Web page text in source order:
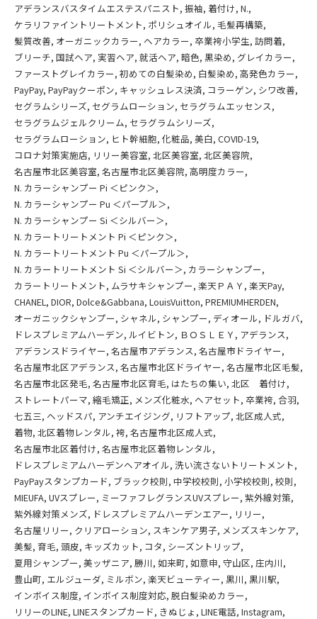
アデランスバスタイムエステスパニスト 振袖 着付け N.
ケラリファイントリートメント ポリシュオイル 毛髪再構築
髪質改善 オーガニックカラー ヘアカラー 卒業袴小学生 訪問着
ブリーチ 国試ヘア 実習ヘア 就活ヘア 暗色 黒染め グレイカラー
ファーストグレイカラー 初めての白髪染め 白髪染め 高発色カラー
PayPay PayPayクーポン キャッシュレス決済 コラーゲン シワ改善
セグラムシリーズ セグラムローション セラグラムエッセンス
セラグラムジェルクリーム セラグラムシリーズ
セラグラムローション ヒト幹細胞 化粧品 美白 COVID-19
コロナ対策実施店 リリー美容室 北区美容室 北区美容院
名古屋市北区美容室 名古屋市北区美容院 高明度カラー
N. カラーシャンプー Pi ＜ピンク＞
N. カラーシャンプー Pu ＜パープル＞
N. カラーシャンプー Si ＜シルバー＞
N. カラートリートメント Pi ＜ピンク＞
N. カラートリートメント Pu ＜パープル＞
N. カラートリートメント Si ＜シルバー＞ カラーシャンプー
カラートリートメント ムラサキシャンプー 楽天ＰＡＹ 楽天Pay
CHANEL DIOR Dolce&Gabbana LouisVuitton PREMIUMHERDEN
オーガニックシャンプー シャネル シャンプー ディオール ドルガバ
ドレスプレミアムハーデン ルイビトン ＢＯＳＬＥＹ
アデランス
アデランスドライヤー 名古屋市アデランス 名古屋市ドライヤー
名古屋市北区アデランス 名古屋市北区ドライヤー 名古屋市北区毛髪
名古屋市北区発毛 名古屋市北区育毛 はたちの集い 北区 着付け
ストレートパーマ 縮毛矯正 メンズ化粧水 ヘアセット 卒業袴 合羽
七五三 ヘッドスパ アンチエイジング リフトアップ 北区成人式
着物 北区着物レンタル 袴 名古屋市北区成人式
名古屋市北区着付け 名古屋市北区着物レンタル
ドレスプレミアムハーデンヘアオイル 洗い流さないトリートメント
PayPayスタンプカード ブラック校則 中学校校則 小学校校則 校則
MIEUFA UVスプレー ミーファフレグランスUVスプレー 紫外線対策
紫外線対策メンズ ドレスプレミアムハーデンエアー
リリー
名古屋リリー クリアローション スキンケア男子 メンズスキンケア
美髪 育毛 頭皮 キッズカット コタ シーズントリップ
夏用シャンプー 美ッザニア 勝川 如来町 如意申 守山区 庄内川
豊山町 エルジューダ ミルボン 楽天ビューティー 黒川 黒川駅
インボイス制度 インボイス制度対応 脱白髪染めカラー
リリーのLINE LINEスタンプカード きぬじょ LINE電話 Instagram